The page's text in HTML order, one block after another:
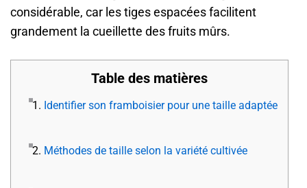
considérable, car les tiges espacées facilitent
grandement la cueillette des fruits mûrs.
Table des matières
1. Identifier son framboisier pour une taille adaptée
2. Méthodes de taille selon la variété cultivée